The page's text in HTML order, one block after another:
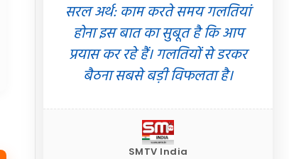
सरल अर्थ: काम करते समय गलतियां
होना इस बात का सुबूत है कि आप
प्रयास कर रहे हैं। गलतियों से डरकर
बैठना सबसे बड़ी विफलता है।
SMTV India